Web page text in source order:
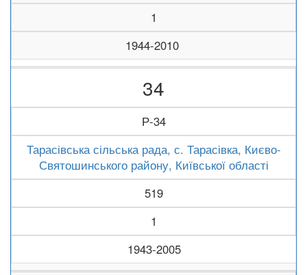
1
1944-2010
34
Р-34
Тарасівська сільська рада, с. Тарасівка, Києво-
Святошинського району, Київської області
519
1
1943-2005